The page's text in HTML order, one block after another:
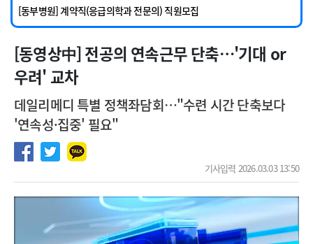
[동부병원] 계약직(응급의학과 전문의) 직원모집
[이대목동병원] 하반기 전공의(레지던트1년차) 모집
[서울아산병원] 2026년 하반기 인턴 모집
[영남대학교의료원] 마취통증의학과 임기제 임상의사 채용
[동영상中] 전공의 연속근무 단축…'기대 or
우려' 교차
데일리메디 특별 정책좌담회…"수련 시간 단축보다
'연속성·집중' 필요"
기사입력 2026.03.03 13:50